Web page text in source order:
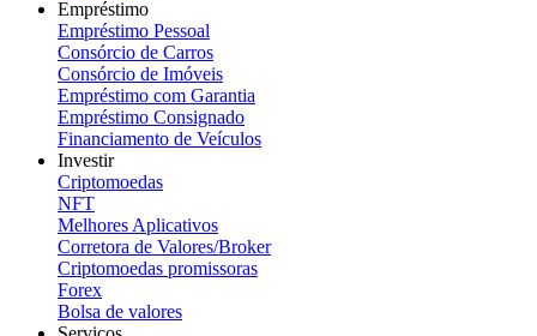
Empréstimo
Empréstimo Pessoal
Consórcio de Carros
Consórcio de Imóveis
Empréstimo com Garantia
Empréstimo Consignado
Financiamento de Veículos
Investir
Criptomoedas
NFT
Melhores Aplicativos
Corretora de Valores/Broker
Criptomoedas promissoras
Forex
Bolsa de valores